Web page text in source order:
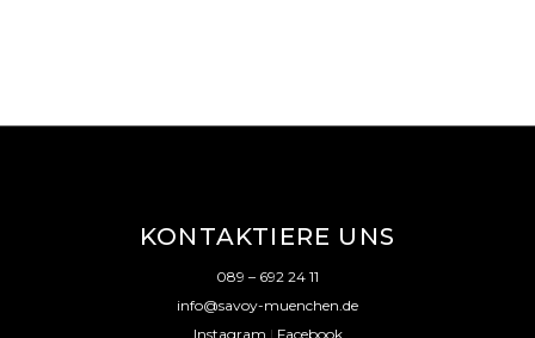
KONTAKTIERE UNS
089 – 692 24 11
info@savoy-muenchen.de
Instagram | Facebook